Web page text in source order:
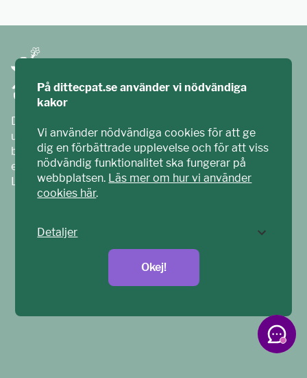
Ditt ECPAT har tagits fram tillsammans med barn och
unga. Vi är en del av ECPAT Sverige – en
barnrättsorganisation som arbetar mot sexuell
exploatering av barn.
Läs mer påecpat.se
På dittecpat.se använder vi nödvändiga
kakor
Vi använder nödvändiga cookies för att ge
dig en förbättrade upplevelse och för att viss
nödvändig funktionalitet ska fungerar på
webbplatsen. Läs mer om hur vi använder
cookies här.
Detaljer
Okej!